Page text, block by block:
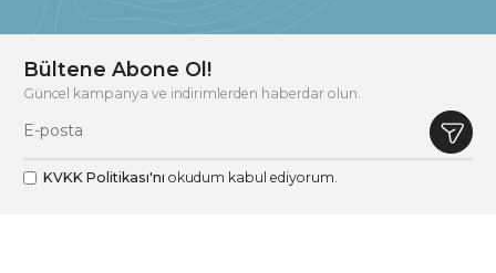
Bültene Abone Ol!
Güncel kampanya ve indirimlerden haberdar olun.
KVKK Politikası'nı okudum kabul ediyorum.